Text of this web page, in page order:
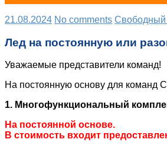
21.08.2024 No comments Свободный
Лед на постоянную или
Уважаемые представители команд!
На постоянную основу для команд
1. Многофункциональный
На постоянной основе.
В стоимость входит